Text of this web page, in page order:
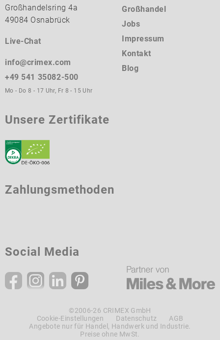
Großhandelsring 4a
49084 Osnabrück
Live-Chat
info@crimex.com
+49 541 35082-500
Mo - Do 8 - 17 Uhr, Fr 8 - 15 Uhr
Großhandel
Jobs
Impressum
Kontakt
Blog
Unsere Zertifikate
Zahlungsmethoden
Social Media
©2006-26 CRIMEX GmbH
Angebote nur für Handel, Handwerk und Industrie.
Preise ohne MwSt.
Cookie-Einstellungen Datenschutz AGB